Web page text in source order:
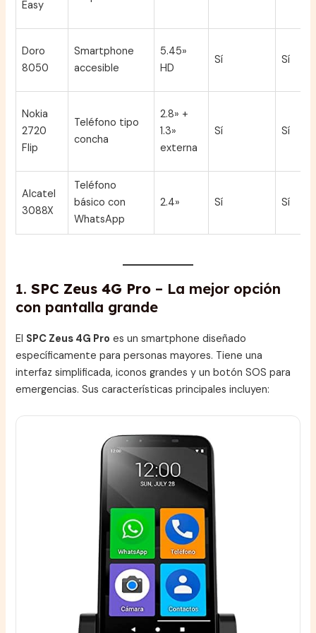
Easy
Doro
8050
Smartphone
accesible
5.45»
HD
Sí Sí
Nokia
2720
Flip
Teléfono tipo
concha
2.8» +
1.3»
externa
Sí Sí
Alcatel
3088X
Teléfono
básico con
WhatsApp
2.4» Sí Sí
1.SPC Zeus 4G Pro – La mejor opción
con pantalla grande
El SPC Zeus 4G Pro es un smartphone diseñado
específicamente para personas mayores. Tiene una
interfaz simplificada, iconos grandes y un botón SOS para
emergencias. Sus características principales incluyen: